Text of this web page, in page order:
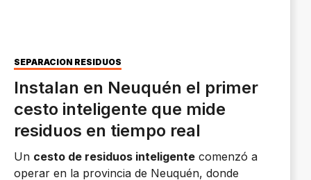
SEPARACIÓN RESIDUOS
Instalan en Neuquén el primer
cesto inteligente que mide
residuos en tiempo real
Un cesto de residuos inteligente comenzó a
operar en la provincia de Neuquén, donde